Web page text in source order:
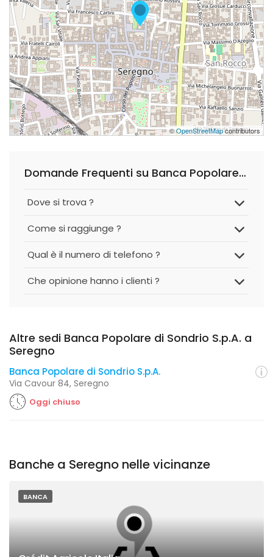
©OpenStreetMapcontributors
Domande Frequenti su Banca Popolare di Sondrio S.p.A.
Dove si trova ?
Come si raggiunge ?
Qual è il numero di telefono ?
Che opinione hanno i clienti ?
Altre sedi Banca Popolare di Sondrio S.p.A. a
Seregno
Banca Popolare di Sondrio S.p.A.
Via Cavour 84, Seregno
Oggi chiuso
Banche a Seregno nelle vicinanze
BANCA